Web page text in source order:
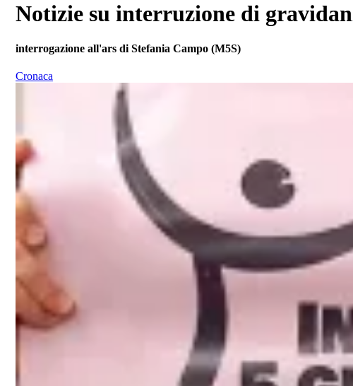
Notizie su interruzione di
interrogazione all'ars di Stefania Campo (M5S)
Cronaca